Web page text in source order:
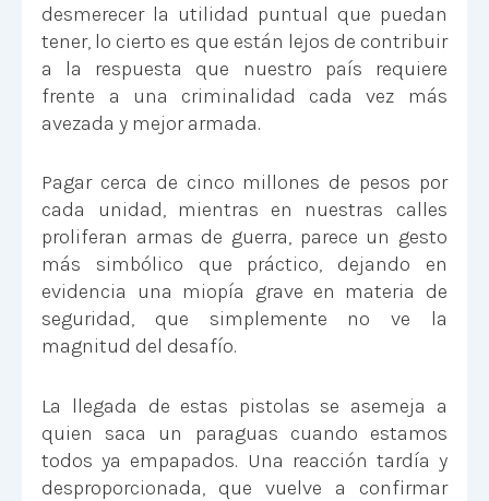
desmerecer la utilidad puntual que puedan
tener, lo cierto es que están lejos de contribuir
a la respuesta que nuestro país requiere
frente a una criminalidad cada vez más
avezada y mejor armada.
Pagar cerca de cinco millones de pesos por
cada unidad, mientras en nuestras calles
proliferan armas de guerra, parece un gesto
más simbólico que práctico, dejando en
evidencia una miopía grave en materia de
seguridad, que simplemente no ve la
magnitud del desafío.
La llegada de estas pistolas se asemeja a
quien saca un paraguas cuando estamos
todos ya empapados. Una reacción tardía y
desproporcionada, que vuelve a confirmar